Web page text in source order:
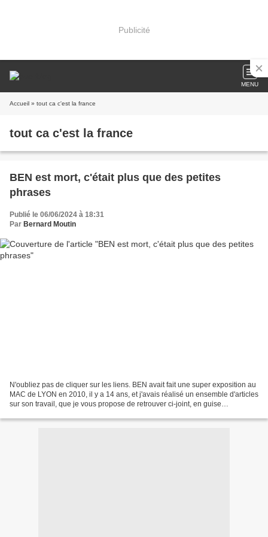
Publicité
MENU
Accueil » tout ca c'est la france
tout ca c'est la france
BEN est mort, c'était plus que des petites
phrases
Publié le 06/06/2024 à 18:31
Par Bernard Moutin
N'oubliez pas de cliquer sur les liens. BEN avait fait une super exposition au
MAC de LYON en 2010, il y a 14 ans, et j'avais réalisé un ensemble d'articles
sur son travail, que je vous propose de retrouver ci-joint, en guise